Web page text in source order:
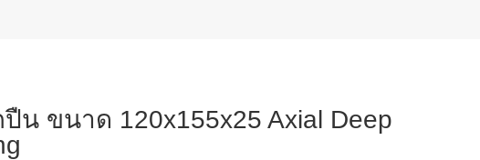
น ขนาด 120x155x25 Axial Deep